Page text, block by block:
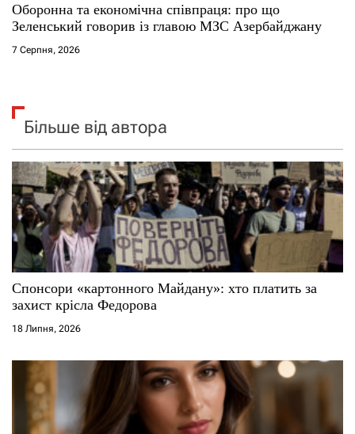
Оборонна та економічна співпраця: про що
Зеленський говорив із главою МЗС Азербайджану
7 Серпня, 2026
Більше від автора
Спонсори «картонного Майдану»: хто платить за
захист крісла Федорова
18 Липня, 2026